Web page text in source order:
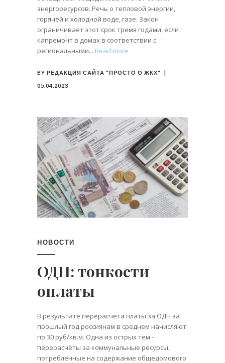
энергоресурсов. Речь о тепловой энергии,
горячей и холодной воде, газе. Закон
ограничивает этот срок тремя годами, если
капремонт в домах в соответствии с
региональными
Read more
BY РЕДАКЦИЯ САЙТА "ПРОСТО О ЖКХ"
05.04.2023
НОВОСТИ
ОДН: тонкости
оплаты
В результате перерасчета платы за ОДН за
прошлый год россиянам в среднем начисляют
по 30 руб/кв.м. Одна из острых тем -
перерасчёты за коммунальные ресурсы,
потребленные на содержание общедомового